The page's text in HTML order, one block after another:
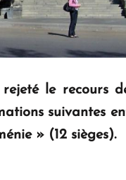
le recours
suivantes
» (12 sièges).